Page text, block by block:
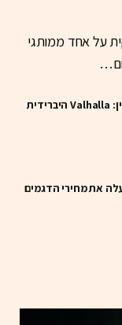
על אחד ממותגי
החדשה של אסטון מרטין: Valhalla היברידית
את מחירי הדגמים